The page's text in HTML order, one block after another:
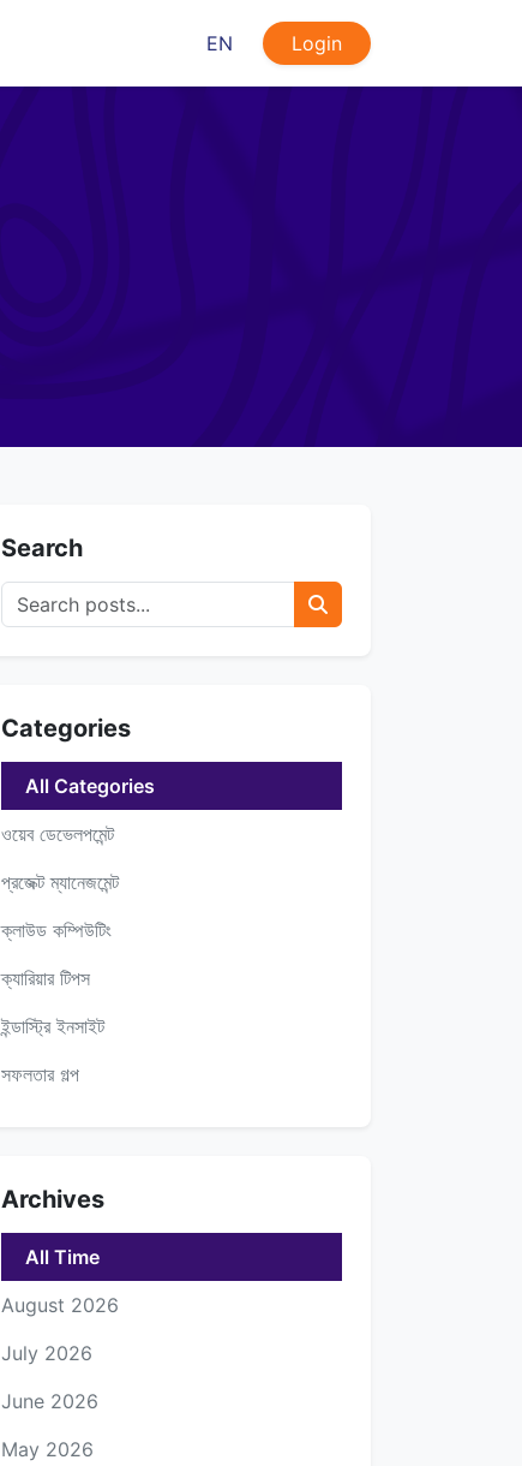
EN Login
Search
Categories
All Categories
ওয়েব ডেভেলপমেন্ট
প্রজেক্ট ম্যানেজমেন্ট
ক্লাউড কম্পিউটিং
ক্যারিয়ার টিপস
ইন্ডাস্ট্রি ইনসাইট
সফলতার গল্প
Archives
All Time
August 2026
July 2026
June 2026
May 2026